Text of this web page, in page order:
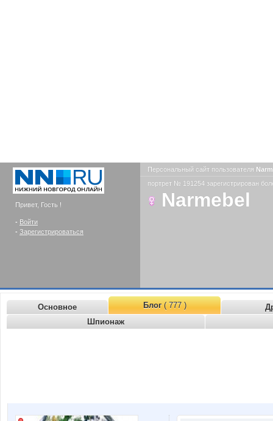
Привет, Гость !
- Войти
- Зарегистрироваться
Персональный сайт пользователя
портрет № 191254 зарегистрирован
Narmebel
Основное Блог( 777 )
Шпионаж